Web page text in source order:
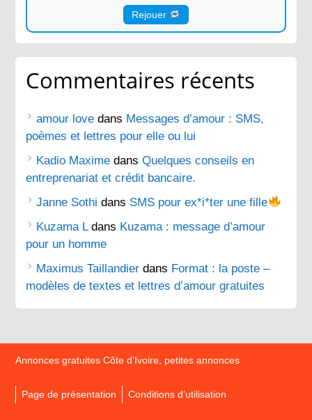
Rejouer
Commentaires récents
amour love dans Messages d’amour : SMS,
poèmes et lettres pour elle ou lui
Kadio Maxime dansQuelques conseils en
entreprenariat et crédit bancaire.
Janne Sothi dans SMS pour ex*i*ter une fille
Kuzama Ldans Kuzama : message d’amour
pour un homme
Maximus Taillandier dans Format : la poste –
modèles de textes et lettres d’amour gratuites
Annonces gratuites Côte d’Ivoire, petites annonces
Page de présentation Conditions d’utilisation